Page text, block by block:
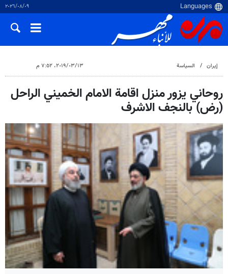
٠٩‏/٠٨‏/٢٠٢٦
إيران السياسة ١٣‏/٠٣‏/٢٠١٩، ٧:٥٢ م
روحاني يزور منزل اقامة الامام الخميني الراحل
(رض) بالنجف الاشرف